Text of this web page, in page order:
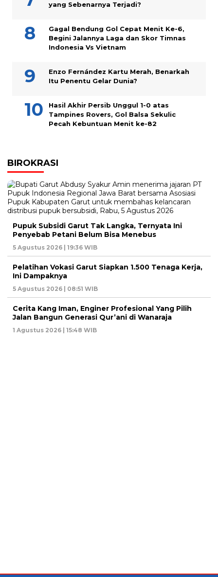
yang Sebenarnya Terjadi?
Gagal Bendung Gol Cepat Menit Ke-6,
Begini Jalannya Laga dan Skor Timnas
Indonesia Vs Vietnam
Enzo Fernández Kartu Merah, Benarkah
Itu Penentu Gelar Dunia?
Hasil Akhir Persib Unggul 1-0 atas
Tampines Rovers, Gol Balsa Sekulic
Pecah Kebuntuan Menit ke-82
BIROKRASI
Pupuk Subsidi Garut Tak Langka, Ternyata Ini
Penyebab Petani Belum Bisa Menebus
5 Agustus 2026 | 19:36 WIB
Pelatihan Vokasi Garut Siapkan 1.500 Tenaga Kerja,
Ini Dampaknya
5 Agustus 2026 | 08:51 WIB
Cerita Kang Iman, Enginer Profesional Yang Pilih
Jalan Bangun Generasi Qur’ani di Wanaraja
1 Agustus 2026 | 15:48 WIB